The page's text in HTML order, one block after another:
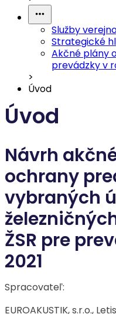
Služby
Strategické
Akčné plány
prevádzky v
>
Úvod
Úvod
Návrh
ochrany
vybraných
ŽSR pre
2021
Spracovateľ:
EUROAKUSTIK, s.r.o.,